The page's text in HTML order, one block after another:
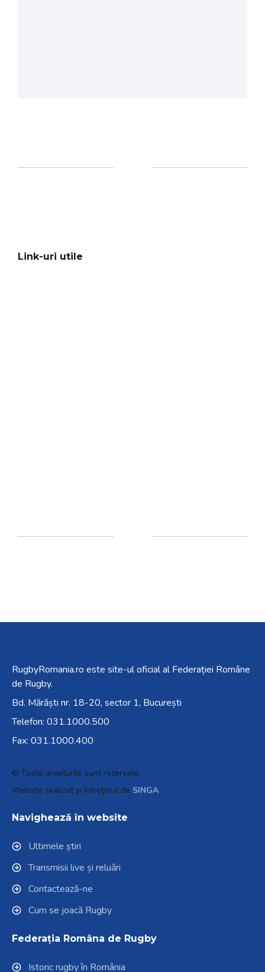
Link-uri utile
RugbyRomania.ro este site-ul oficial al Federației Române
de Rugby.
Bd. Mărăști nr. 18-20, sector 1, București
Telefon: 031.1000.500
Fax: 031.1000.400
© Toate drepturile sunt rezervate.
Website realizat și întreținut de SINGA
Navighează în website
Ultimele știri
Transmisii live și reluări
Contactează-ne
Cum se joacă Rugby
Federația Româna de Rugby
Istoric rugby în România